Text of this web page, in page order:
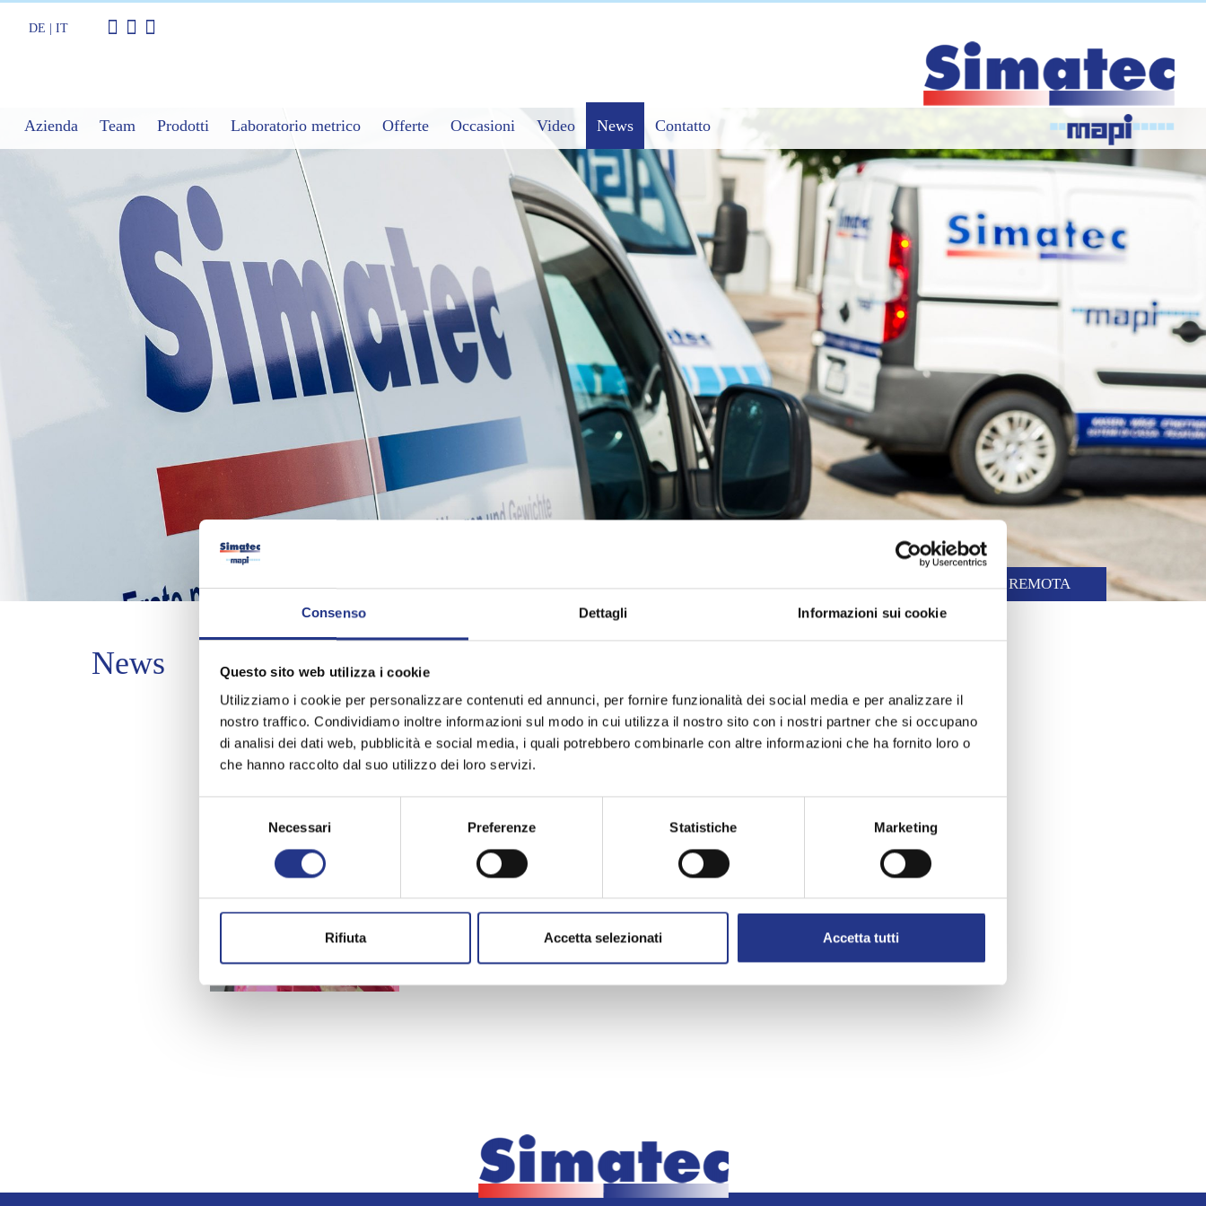
Consenso Dettagli Informazioni sui cookie
Questo sito web utilizza i cookie
Utilizziamo i cookie per personalizzare contenuti ed annunci, per fornire funzionalità dei social media e per analizzare il
nostro traffico. Condividiamo inoltre informazioni sul modo in cui utilizza il nostro sito con i nostri partner che si occupano
di analisi dei dati web, pubblicità e social media, i quali potrebbero combinarle con altre informazioni che ha fornito loro o
che hanno raccolto dal suo utilizzo dei loro servizi.
Necessari Preferenze Statistiche Marketing
Rifiuta Accetta selezionati Accetta tutti
DE | IT
Azienda Team Prodotti Laboratorio metrico Offerte Occasioni Video News Contatto
CATALOGHI LE NOSTRE OFFERTE ASSISTENZA REMOTA
News
Fiera Hotel - Immagini